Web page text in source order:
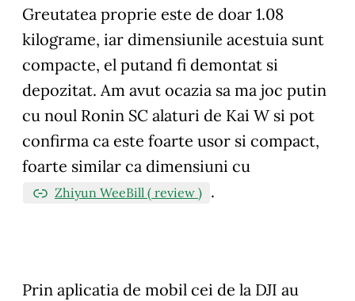
Greutatea proprie este de doar 1.08
kilograme, iar dimensiunile acestuia sunt
compacte, el putand fi demontat si
depozitat. Am avut ocazia sa ma joc putin
cu noul Ronin SC alaturi de Kai W si pot
confirma ca este foarte usor si compact,
foarte similar ca dimensiuni cu
Zhiyun WeeBill ( review ) .
Prin aplicatia de mobil cei de la DJI au